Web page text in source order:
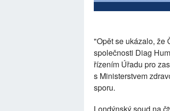
"Opět se ukázalo, že
společnosti Diag
řízením Úřadu pro
s Ministerstvem
sporu.